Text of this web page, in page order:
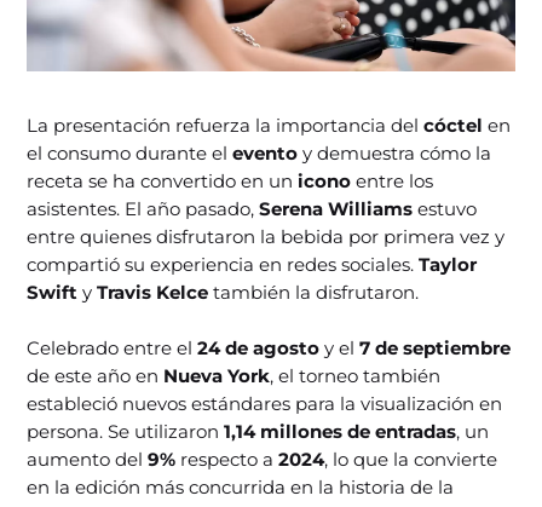
La presentación refuerza la importancia delcóctel en
el consumo durante elevento y demuestra cómo la
receta se ha convertido en unicono entre los
asistentes. El año pasado,Serena Williams estuvo
entre quienes disfrutaron la bebida por primera vez y
compartió su experiencia en redes sociales.Taylor
Swift yTravis Kelce también la disfrutaron.
Celebrado entre el24 de agosto y el7 de septiembre
de este año en Nueva York, el torneo también
estableció nuevos estándares para la visualización en
persona. Se utilizaron1,14 millones de entradas, un
aumento del9% respecto a2024, lo que la convierte
en la edición más concurrida en la historia de la